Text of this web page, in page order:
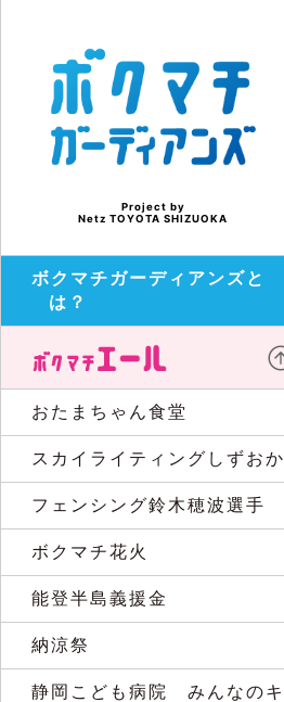
Project by
Netz TOYOTA SHIZUOKA
ボクマチガーディアンズと
は？
おたまちゃん食堂
スカイライティングしずおか
フェンシング鈴木穂波選手
ボクマチ花火
能登半島義援金
納涼祭
静岡こども病院 みんなのキ